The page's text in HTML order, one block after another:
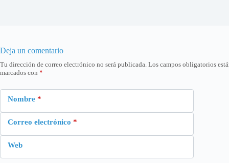
Deja un comentario
Tu dirección de correo electrónico no será publicada. Los campos obligatorios
marcados con *
Nombre *
Correo electrónico *
Web